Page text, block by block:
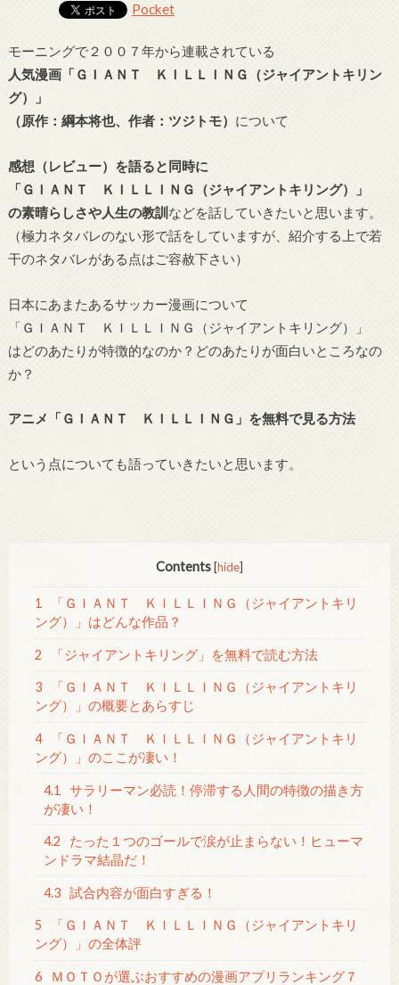
Pocket
モーニングで２００７年から連載されている
人気漫画「ＧＩＡＮＴ ＫＩＬＬＩＮＧ（ジャイアントキリン
グ）」
（原作：綱本将也、作者：ツジトモ） について
感想（レビュー）を語ると同時に
「ＧＩＡＮＴ ＫＩＬＬＩＮＧ（ジャイアントキリング）」
の素晴らしさや人生の教訓 などを話していきたいと思います。
（極力ネタバレのない形で話をしていますが、紹介する上で若
干のネタバレがある点はご容赦下さい）
日本にあまたあるサッカー漫画について
「ＧＩＡＮＴ ＫＩＬＬＩＮＧ（ジャイアントキリング）」
はどのあたりが特徴的なのか？どのあたりが面白いところなの
か？
アニメ「ＧＩＡＮＴ ＫＩＬＬＩＮＧ」を無料で見る方法
という点についても語っていきたいと思います。
Contents [hide]
1
「ＧＩＡＮＴ ＫＩＬＬＩＮＧ（ジャイアントキリ
ング）」はどんな作品？
2 「ジャイアントキリング」を無料で読む方法
3
「ＧＩＡＮＴ ＫＩＬＬＩＮＧ（ジャイアントキリ
ング）」の概要とあらすじ
4
「ＧＩＡＮＴ ＫＩＬＬＩＮＧ（ジャイアントキリ
ング）」のここが凄い！
4.1
サラリーマン必読！停滞する人間の特徴の描き方
が凄い！
4.2
たった１つのゴールで涙が止まらない！ヒューマ
ンドラマ結晶だ！
4.3 試合内容が面白すぎる！
5
「ＧＩＡＮＴ ＫＩＬＬＩＮＧ（ジャイアントキリ
ング）」の全体評
6
ＭＯＴＯが選ぶおすすめの漫画アプリランキング７